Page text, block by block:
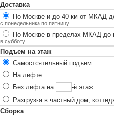
Доставка
По Москве и до 40 км от МКАД
с понедельника по пятницу
По Москве в пределах МКАД до
в субботу
Подъем на этаж
Самостоятельный подъем
На лифте
Без лифта на
-й этаж
Разгрузка в частный дом,
Сборка